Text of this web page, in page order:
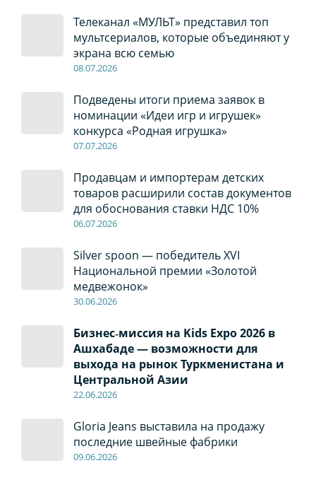
Телеканал «МУЛЬТ» представил топ
мультсериалов, которые объединяют у
экрана всю семью
08.07.2026
Подведены итоги приема заявок в
номинации «Идеи игр и игрушек»
конкурса «Родная игрушка»
07.07.2026
Продавцам и импортерам детских
товаров расширили состав документов
для обоснования ставки НДС 10%
06.07.2026
Silver spoon — победитель XVI
Национальной премии «Золотой
медвежонок»
30.06.2026
Бизнес‑миссия на Kids Expo 2026 в
Ашхабаде — возможности для
выхода на рынок Туркменистана и
Центральной Азии
22.06.2026
Gloria Jeans выставила на продажу
последние швейные фабрики
09.06.2026